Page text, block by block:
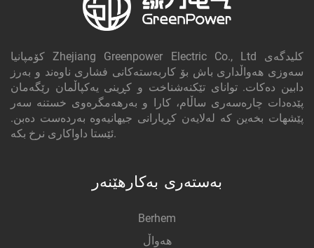
کۆمپانیا Zhejiang Greenpower Electric Co., Ltd کلیدگه‌ی
سەوزی هەواڵداری باش بۆ کاربەستەکانی فشاری ناوەند و بەرز
دابین دەکات. توانای تێکنەشناخت و کڕینی یەکپاڵمان رێگەمان
پێدەدات چارەسەری ساڵام، کارا و بەرهەمگرەوی خستنە سەر
پێشهات بخەین کە لەلایەن کڕیارانی جیهانیەوە بەردەست دەبن.
ئێستا داواکاری نرخ بکە.
بەستەری بەکارهێنەر
Berhem
هەواڵ